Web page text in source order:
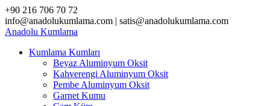
Skip
to
content
+90 216 706 70 72
info@anadolukumlama.com | satis@anadolukumlama.com
Anadolu Kumlama
Kumlama Kumları
Beyaz Aluminyum Oksit
Kahverengi Aluminyum Oksit
Pembe Aluminyum Oksit
Garnet Kumu